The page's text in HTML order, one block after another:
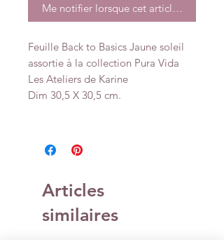
Me notifier lorsque cet article est
Feuille Back to Basics Jaune soleil
assortie à la collection Pura Vida
Les Ateliers de Karine
Dim 30,5 X 30,5 cm.
Articles
similaires